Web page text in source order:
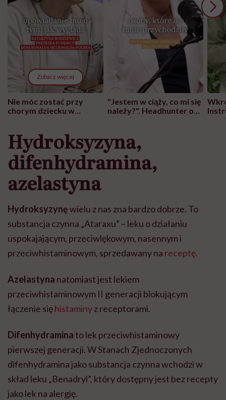
Zobacz więcej
Nie móc zostać przy
chorym dziecku w
może chyba tylko
głupota i brak
wyobraźni"
"Jestem w ciąży, co mi się
należy?". Headhunter o
pracy
Hydroksyzyna,
difenhydramina,
azelastyna
Hydroksyzynęwielu z nas zna bardzo dobrze. To
substancja czynna „Ataraxu” – leku o działaniu
uspokajającym, przeciwlękowym, nasennym i
przeciwhistaminowym, sprzedawany na receptę.
Azelastyna natomiast jest lekiem
przeciwhistaminowym II generacji blokującym
łączenie sięhistaminyz receptorami.
Difenhydraminato lek przeciwhistaminowy
pierwszej generacji. W Stanach Zjednoczonych
difenhydramina jako substancja czynna wchodzi w
skład leku „Benadryl”, który dostępny jest bez recepty
jako lek na alergię.